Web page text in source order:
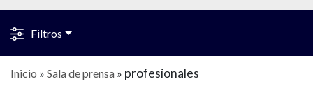
Filtros
Inicio » Sala de prensa » profesionales